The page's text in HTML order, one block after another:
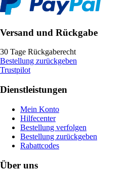
Versand und Rückgabe
30 Tage Rückgaberecht
Bestellung zurückgeben
Trustpilot
Dienstleistungen
Mein Konto
Hilfecenter
Bestellung verfolgen
Bestellung zurückgeben
Rabattcodes
Über uns